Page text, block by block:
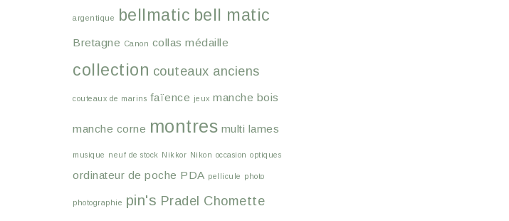
argentique bellmatic bell matic
Bretagne Canon collas médaille
collection couteaux anciens
couteaux de marins faïence jeux manche bois
manche corne montres multi lames
musique neuf de stock Nikkor Nikon occasion optiques
ordinateur de poche PDA pellicule photo
photographie pin's Pradel Chomette